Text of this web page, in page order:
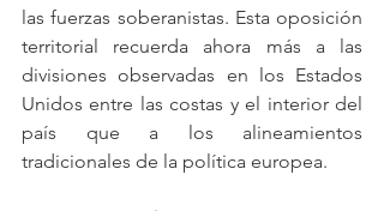
las fuerzas soberanistas. Esta oposición
territorial recuerda ahora más a las
divisiones observadas en los Estados
Unidos entre las costas y el interior del
país que a los alineamientos
tradicionales de la política europea.